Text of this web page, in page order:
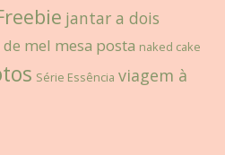
jantar a dois
de mel mesa posta naked cake
Série Essência viagem à